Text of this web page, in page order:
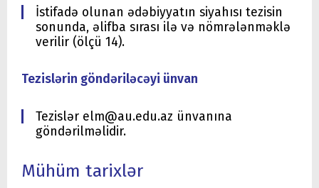
İstifadə olunan ədəbiyyatın siyahısı tezisin
sonunda, əlifba sırası ilə və nömrələnməklə
verilir (ölçü 14).
Tezislərin göndəriləcəyi ünvan
Tezislər elm@au.edu.az ünvanına
göndərilməlidir.
Mühüm tarixlər